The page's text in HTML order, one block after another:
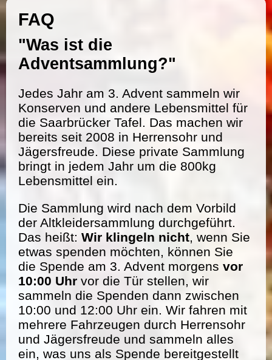
FAQ
"Was ist die
Adventsammlung?"
Jedes Jahr am 3. Advent sammeln wir
Konserven und andere Lebensmittel für
die Saarbrücker Tafel. Das machen wir
bereits seit 2008 in Herrensohr und
Jägersfreude. Diese private Sammlung
bringt in jedem Jahr um die 800kg
Lebensmittel ein.
Die Sammlung wird nach dem Vorbild
der Altkleidersammlung durchgeführt.
Das heißt: Wir klingeln nicht, wenn Sie
etwas spenden möchten, können Sie
die Spende am 3. Advent morgens vor
10:00 Uhr vor die Tür stellen, wir
sammeln die Spenden dann zwischen
10:00 und 12:00 Uhr ein. Wir fahren mit
mehrere Fahrzeugen durch Herrensohr
und Jägersfreude und sammeln alles
ein, was uns als Spende bereitgestellt